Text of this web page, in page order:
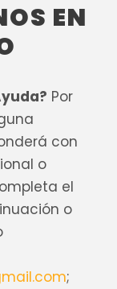
EN
Por
con
o
el
o
;